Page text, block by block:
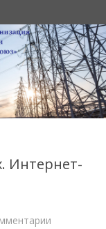
Интернет-